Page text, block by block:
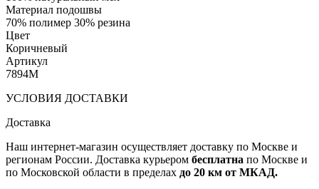
Материал подошвы
70% полимер 30% резина
Цвет
Коричневый
Артикул
7894M
УСЛОВИЯ ДОСТАВКИ
Доставка
Наш интернет-магазин осуществляет доставку по Москве и
регионам России. Доставка курьером бесплатна по Москве и
по Московской области в пределах до 20 км от МКАД.